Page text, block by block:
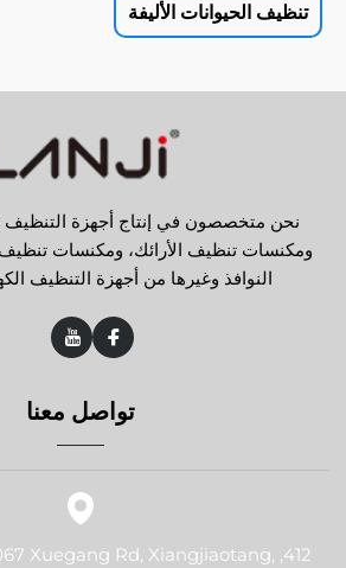
تنظيف الحيوانات الأليفة
نحن متخصصون في إنتاج أجهزة التنظيف
ومكنسات تنظيف الأرائك، ومكنسات تنظيف
النوافذ وغيرها من أجهزة التنظيف
تواصل معنا
Xuegang Rd, Xiangjiaotang,